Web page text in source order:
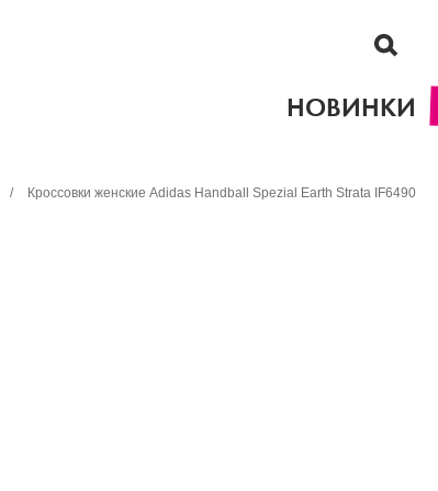
НОВИНКИ
/ Кроссовки женские Adidas Handball Spezial Earth Strata IF6490